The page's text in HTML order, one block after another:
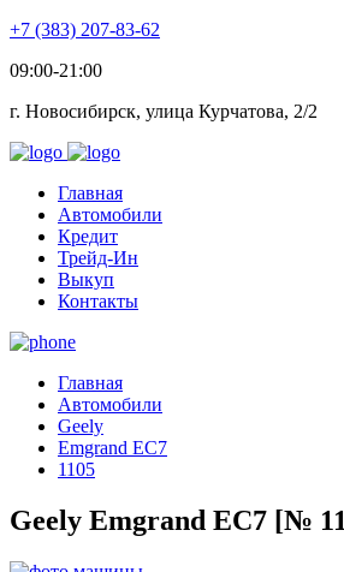
+7 (383) 207-83-62
09:00-21:00
г. Новосибирск, улица Курчатова, 2/2
Главная
Автомобили
Кредит
Трейд-Ин
Выкуп
Контакты
Главная
Автомобили
Geely
Emgrand EC7
1105
Geely Emgrand EC7 [№